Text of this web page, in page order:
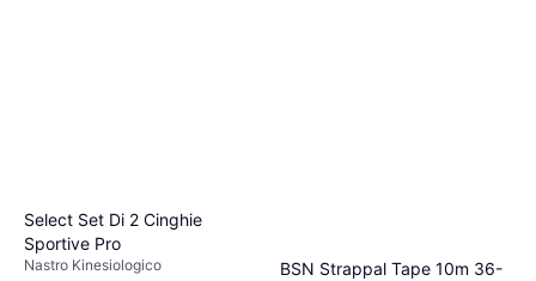
Select Set Di 2 Cinghie
Sportive Pro
Nastro Kinesiologico
BSN Strappal Tape 10m 36-